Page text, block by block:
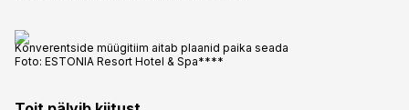
Konverentside müügitiim aitab plaanid paika seada
Foto: ESTONIA Resort Hotel & Spa****